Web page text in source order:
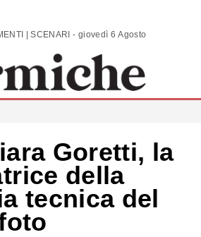
ANALISI | COMMENTI | SCENARI - giovedì 6 Agosto 2026
Goretti, la
della
tecnica del